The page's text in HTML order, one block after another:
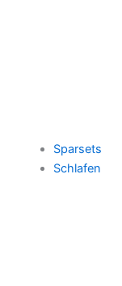
Sparsets
Schlafen